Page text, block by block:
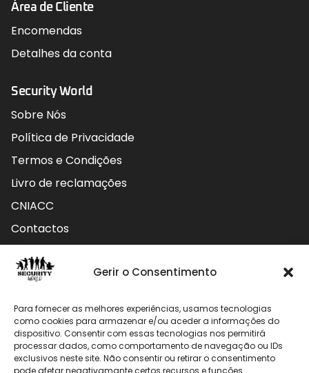
Gerir o Consentimento
Para fornecer as melhores experiências, usamos tecnologias
como cookies para armazenar e/ou aceder a informações do
dispositivo. Consentir com essas tecnologias nos permitirá
processar dados, como comportamento de navegação ou IDs
exclusivos neste site. Não consentir ou retirar o consentimento
pode afetar negativamante certos recursos e funções.
Área de Cliente
Encomendas
Detalhes da conta
Security World
Sobre Nós
Política de Privacidade
Termos e Condições
Livro de reclamações
CNIACC
Contactos
Contactos
912 009 740 (Chamada para rede móvel nacional)
geral@securityworld.pt